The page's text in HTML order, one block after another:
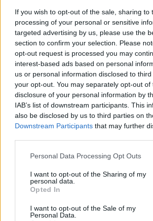
If you wish to opt-out of the sale, sharing to
processing of your personal or sensitive
targeted advertising by us, please use the
section to confirm your selection. Please
opt-out request is processed you may
interest-based ads based on personal
us or personal information disclosed to
your opt-out. You may separately opt-out of
disclosure of your personal information by
IAB’s list of downstream participants. This
also be disclosed by us to third parties on
Downstream Participants that may further
Personal Data Processing Opt Outs
I want to opt-out of the Sharing of my
personal data.
Opted In
I want to opt-out of the Sale of my
Personal Data.
Ministerstvo životního prostředí
akční plán adaptace na změnu klimatu
7.8.2026 10:53 (ČTK)
Diskuse: 8
prostředí
návrh
akčního
změnu
2026–2030. Na opatření z Operačního fondu
(OPŽP) alokovalo celkem 11,2 miliardy korun.
z fondu částkou 8,6 miliard korun podpořeno
zaměřených na přizpůsobení se změně klimatu,
posilování odolnosti vůči klimatickým
U Mallorky mělo moře přes rekordních
uvádí meteorologové
7.8.2026 10:45 (ČTK
Povrchová
Mallorky